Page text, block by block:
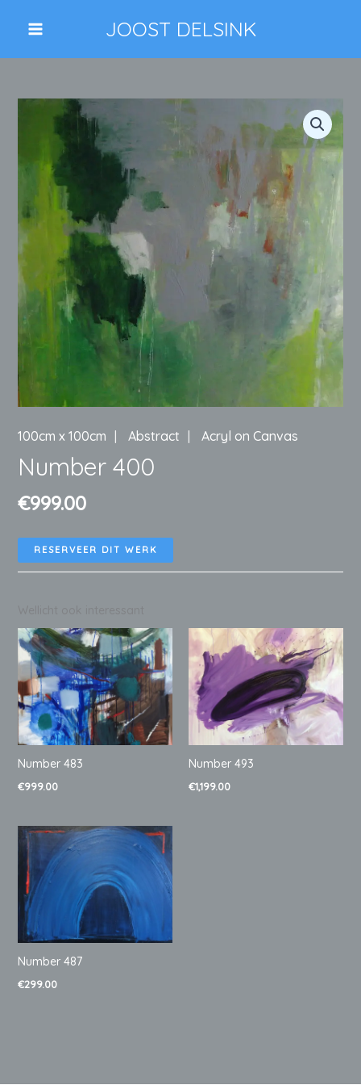
JOOST DELSINK
100cm x 100cm Abstract Acryl on Canvas
Number 400
€999.00
RESERVEER DIT WERK
Number 483
€999.00
Number 493
€1,199.00
Number 487
€299.00